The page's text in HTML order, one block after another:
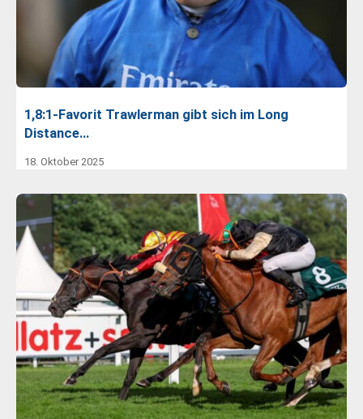
1,8:1-Favorit Trawlerman gibt sich im Long
Distance…
18. Oktober 2025